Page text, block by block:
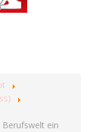
Berufswelt ein